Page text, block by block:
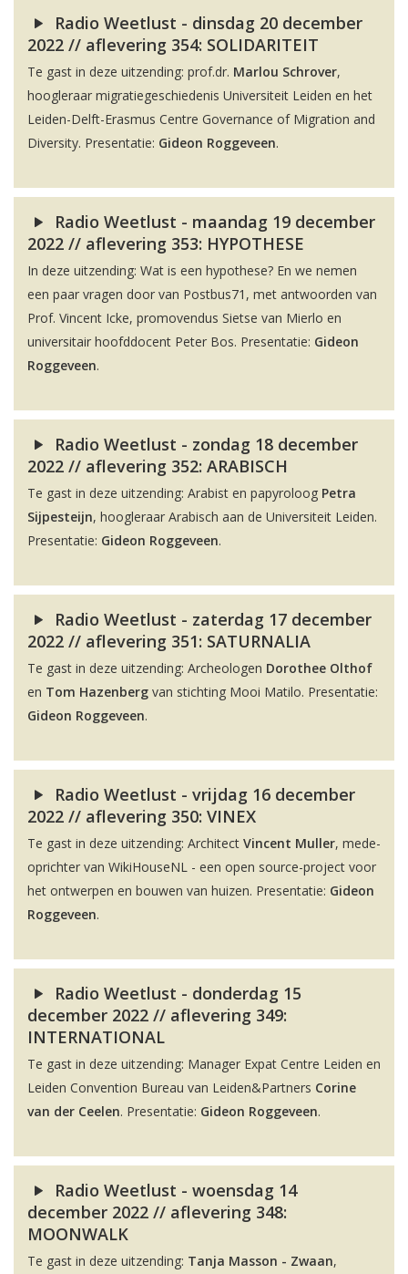
Radio Weetlust - dinsdag 20 december
2022 // aflevering 354: SOLIDARITEIT
Te gast in deze uitzending: prof.dr. Marlou Schrover,
hoogleraar migratiegeschiedenis Universiteit Leiden en het
Leiden-Delft-Erasmus Centre Governance of Migration and
Diversity. Presentatie: Gideon Roggeveen.
Radio Weetlust - maandag 19 december
2022 // aflevering 353: HYPOTHESE
In deze uitzending: Wat is een hypothese? En we nemen
een paar vragen door van Postbus71, met antwoorden van
Prof. Vincent Icke, promovendus Sietse van Mierlo en
universitair hoofddocent Peter Bos. Presentatie: Gideon
Roggeveen.
Radio Weetlust - zondag 18 december
2022 // aflevering 352: ARABISCH
Te gast in deze uitzending: Arabist en papyroloog Petra
Sijpesteijn, hoogleraar Arabisch aan de Universiteit Leiden.
Presentatie: Gideon Roggeveen.
Radio Weetlust - zaterdag 17 december
2022 // aflevering 351: SATURNALIA
Te gast in deze uitzending: Archeologen Dorothee Olthof
en Tom Hazenberg van stichting Mooi Matilo. Presentatie:
Gideon Roggeveen.
Radio Weetlust - vrijdag 16 december
2022 // aflevering 350: VINEX
Te gast in deze uitzending: Architect Vincent Muller, mede-
oprichter van WikiHouseNL - een open source-project voor
het ontwerpen en bouwen van huizen. Presentatie: Gideon
Roggeveen.
Radio Weetlust - donderdag 15
december 2022 // aflevering 349:
INTERNATIONAL
Te gast in deze uitzending: Manager Expat Centre Leiden en
Leiden Convention Bureau van Leiden&Partners Corine
van der Ceelen. Presentatie: Gideon Roggeveen.
Radio Weetlust - woensdag 14
december 2022 // aflevering 348:
MOONWALK
Te gast in deze uitzending: Tanja Masson - Zwaan,